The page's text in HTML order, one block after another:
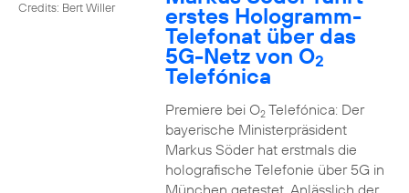
Credits: Bert Willer erstes Hologramm-
Telefonat über das
5G-Netz von O2
Telefónica
Premiere bei O2Telefónica: Der
bayerische Ministerpräsident
Markus Söder hat erstmals die
holografische Telefonie über 5G in
München getestet. Anlässlich der